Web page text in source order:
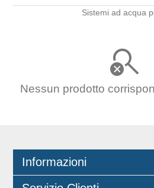
Sistemi ad acqua
Nessun prodotto
Informazioni